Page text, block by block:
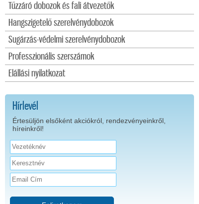
Tűzzáró dobozok és fali átvezetők
Hangszigetelő szerelvénydobozok
Sugárzás-védelmi szerelvénydobozok
Professzionális szerszámok
Elállási nyilatkozat
Hírlevél
Értesüljön elsőként akciókról, rendezvényeinkről,
híreinkről!